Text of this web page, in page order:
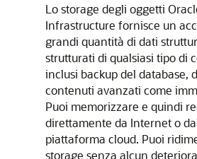
Lo storage degli oggetti
Infrastructure fornisce un
grandi quantità di dati
strutturati di qualsiasi tipo di
inclusi backup del database,
contenuti avanzati come
Puoi memorizzare e quindi
direttamente da Internet o
piattaforma cloud. Puoi
storage senza alcun